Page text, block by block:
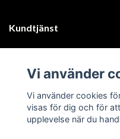
Kundtjänst
Sociala medier
Vi använder
Vi använder cookies
visas för dig och för
upplevelse när du